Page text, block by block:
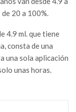
20 a 100%.
4.9 ml. que tiene
consta de una
una sola aplicación
unas horas.